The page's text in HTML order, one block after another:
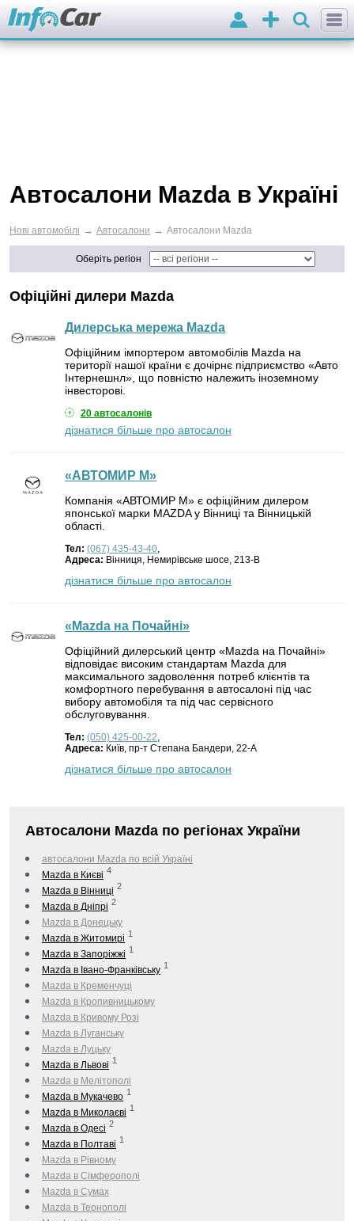
Додати
оголошення
Вхід
Автосалони Mazda в Україні
Нові автомобілі → Автосалони → Автосалони Mazda
Оберіть регіон
Офіційні дилери Mazda
Дилерська мережа Mazda
Офіційним імпортером автомобілів Mazda на
території нашої країни є дочірнє підприємство «Авто
Інтернешнл», що повністю належить іноземному
інвесторові.
20 автосалонів
дізнатися більше про автосалон
«АВТОМИР М»
Компанія «АВТОМИР М» є офіційним дилером
японської марки MAZDA у Вінниці та Вінницькій
області.
Тел: (067) 435-43-40,
Адреса: Вінниця, Немирівське шосе, 213-В
дізнатися більше про автосалон
«Mazda на Почайні»
Офіційний дилерський центр «Mazda на Почайні»
відповідає високим стандартам Mazda для
максимального задоволення потреб клієнтів та
комфортного перебування в автосалоні під час
вибору автомобіля та під час сервісного
обслуговування.
Тел: (050) 425-00-22,
Адреса: Київ, пр-т Степана Бандери, 22-А
дізнатися більше про автосалон
Автосалони Mazda по регіонах України
автосалони Mazda по всій Україні
Mazda в Києві 4
Mazda в Вінниці 2
Mazda в Дніпрі 2
Mazda в Донецьку
Mazda в Житомирі 1
Mazda в Запоріжжі 1
Mazda в Івано-Франківську 1
Mazda в Кременчуці
Mazda в Кропивницькому
Mazda в Кривому Розі
Mazda в Луганську
Mazda в Луцьку
Mazda в Львові 1
Mazda в Мелітополі
Mazda в Мукачево 1
Mazda в Миколаєві 1
Mazda в Одесі 2
Mazda в Полтаві 1
Mazda в Рівному
Mazda в Сімферополі
Mazda в Сумах
Mazda в Тернополі